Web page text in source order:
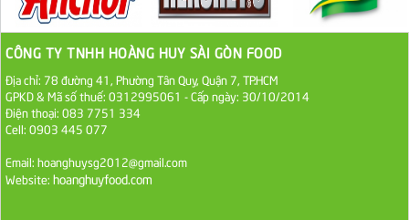
Đường cát trắng An Khê bao 50kg
1.100.000 VND
Sa Tế Tôm Cholimex PET Hũ 450g
36.000 VND
CÔNG TY TNHH HOÀNG HUY SÀI GÒN FOOD
Địa chỉ: 78 đường 41, Phường Tân Quy, Quận 7, TP.HCM
GPKD & Mã số thuế: 0312995061 - Cấp ngày: 30/10/2014
Điện thoại: 083 7751 334
Cell: 0903 445 077
Email: hoanghuysg2012@gmail.com
Website: hoanghuyfood.com